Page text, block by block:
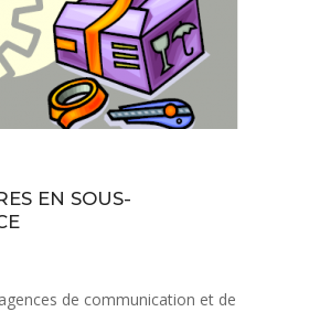
EN SOUS-
de communication et de